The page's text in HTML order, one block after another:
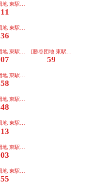
地 東駅経由 下関駅]
11
地 東駅経由 下関駅]
36
地 東駅経由 下関駅]
07
[勝谷団地 東駅経由 下関駅]
59
地 東駅経由 下関駅]
58
地 東駅経由 下関駅]
48
地 東駅経由 下関駅]
13
地 東駅経由 下関駅]
03
地 東駅経由 下関駅]
55